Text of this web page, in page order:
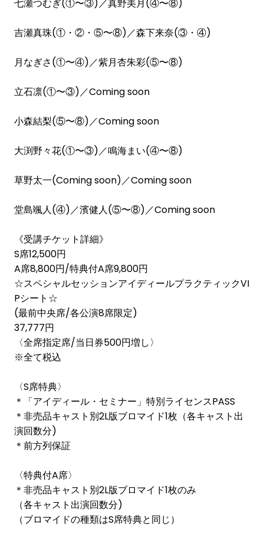
七瀬つむぎ(①〜③)／真野美月(④〜⑧)
吉瀬真珠(①・②・⑤〜⑧)／森下来奈(③・④)
月なぎさ(①〜④)／紫月杏朱彩(⑤〜⑧)
立石凛(①〜③)／Coming soon
小森結梨(⑤〜⑧)／Coming soon
大渕野々花(①〜③)／鳴海まい(④〜⑧)
草野太一(Coming soon)／Coming soon
堂島颯人(④)／濱健人(⑤〜⑧)／Coming soon
《受講チケット詳細》
S席12,500円
A席8,800円/特典付A席9,800円
☆スペシャルセッションアイディールプラクティックVI
Pシート☆
(最前中央席/各公演8席限定)
37,777円
〈全席指定席/当日券500円増し〉
※全て税込
〈S席特典〉
＊「アイディール・セミナー」特別ライセンスPASS
＊非売品キャスト別2L版ブロマイド1枚（各キャスト出
演回数分)
＊前方列保証
〈特典付A席〉
＊非売品キャスト別2L版ブロマイド1枚のみ
（各キャスト出演回数分)
（ブロマイドの種類はS席特典と同じ）